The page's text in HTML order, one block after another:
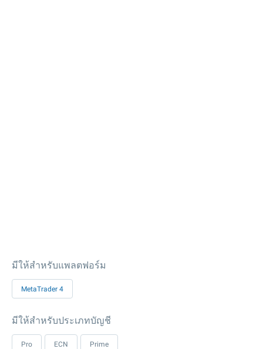
มีให้สำหรับแพลตฟอร์ม
MetaTrader 4
มีให้สำหรับประเภทบัญชี
Pro ECN Prime